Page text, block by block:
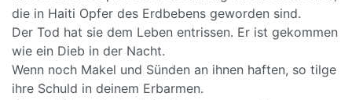
die in Haiti Opfer des Erdbebens geworden sind.
Der Tod hat sie dem Leben entrissen. Er ist gekommen
wie ein Dieb in der Nacht.
Wenn noch Makel und Sünden an ihnen haften, so tilge
ihre Schuld in deinem Erbarmen.